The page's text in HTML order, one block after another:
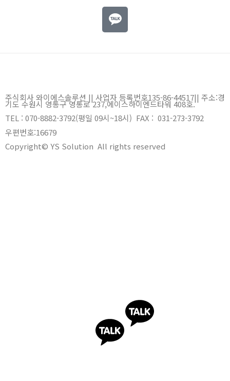
주식회사 와이에스솔루션 || 사업자 등록번호135-86-44517|| 주소:경
기도 수원시 영통구 영통로 237,에이스하이엔드타워 408호.
TEL : 070-8882-3792(평일 09시~18시) FAX : 031-273-3792
우편번호:16679
Copyright© YS Solution All rights reserved